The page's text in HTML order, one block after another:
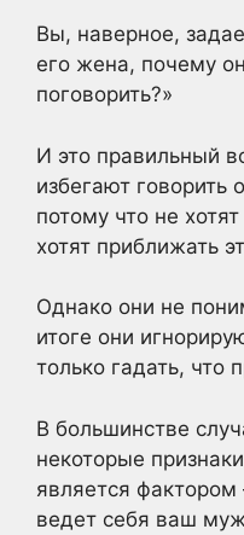
Вы, наверное,
его жена, почему
поговорить?»
И это правильный
избегают говорить
потому что не
хотят приближать
Однако они не
итоге они
только гадать, что
В большинстве
некоторые
является
ведет себя ваш